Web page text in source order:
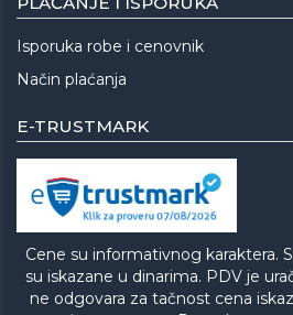
Isporuka robe i cenovnik
Način plaćanja
E-TRUSTMARK
Cene su informativnog karaktera.
su iskazane u dinarima. PDV je
ne odgovara za tačnost cena